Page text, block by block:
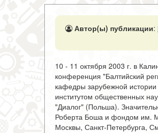
Автор(ы) публикации:
10 - 11 октября 2003 г. в
конференция "Балтийский
кафедры зарубежной
институтом общественных
"Диалог" (Польша).
Роберта Боша и фондом им.
Москвы, Санкт-Петербурга,